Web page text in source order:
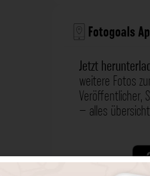
Fotogoals
Jetzt
weitere Fotos
Veröffentlicher,
– alles